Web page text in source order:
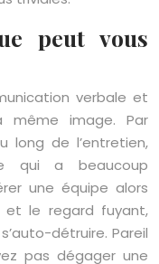
peut vous
verbale et
même image. Par
long de l’entretien,
qui a beaucoup
une équipe alors
le regard fuyant,
détruire. Pareil
pas dégager une